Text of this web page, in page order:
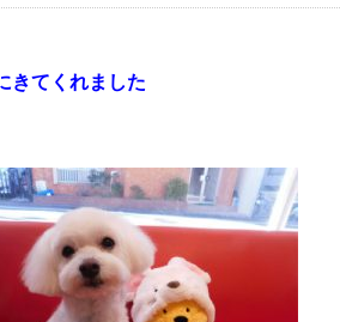
きてくれました